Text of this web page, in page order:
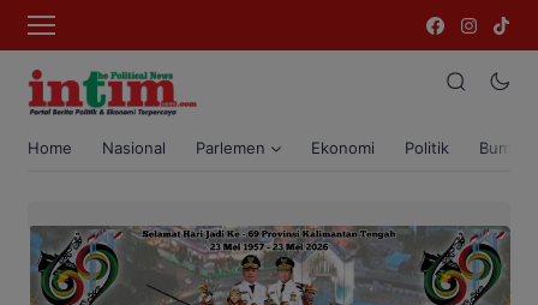
Home Nasional Parlemen Ekonomi Politik Bumi